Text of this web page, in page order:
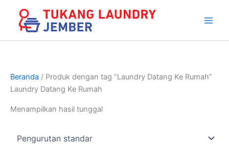
konten
Beranda / Produk dengan tag “Laundry Datang Ke Rumah”
Laundry Datang Ke Rumah
Menampilkan hasil tunggal
Antar jemput + 10 Ribu Chat Whatsapp